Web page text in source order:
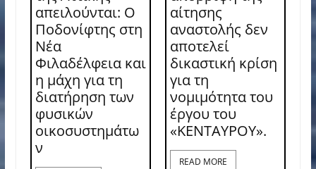
απειλούνται: Ο
Ποδονίφτης στη
Νέα
Φιλαδέλφεια και
η μάχη για τη
διατήρηση των
φυσικών
οικοσυστημάτω
ν
αίτησης
αναστολής δεν
αποτελεί
δικαστική κρίση
για τη
νομιμότητα του
έργου του
«ΚΕΝΤΑΥΡΟΥ».
READ MORE